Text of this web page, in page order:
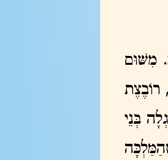
מִשּׁוּם
רוֹבֶצֶת
בְּנֵי